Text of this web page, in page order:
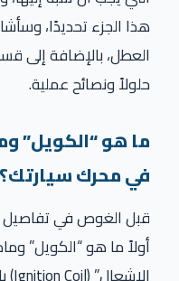
هذا الجزء تحديدًا،
العطل، بالإضافة إلى
حلولاً ونصائح عملية.
ما هو “الكويل”
في محرك سيارتك؟
قبل الغوص في تفاصيل
أولاً ما هو “الكويل”